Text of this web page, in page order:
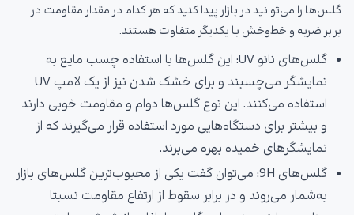
گلس‌ها را می‌توانید در بازار پیدا کنید که هر کدام در مقدار مقاومت در
برابر ضربه و خط‌وخش با یکدیگر متفاوت هستند.
گلس‌های نانو UV: این گلس‌ها با استفاده چسب مایع به
نمایشگر می‌چسبند و برای خشک شدن نیز از یک لامپ UV
استفاده می‌کنند. این نوع گلس‌ها دوام و مقاومت خوبی دارند
و بیشتر برای دستگاه‌هایی مورد استفاده قرار می‌گیرند که از
نمایشگرهای خمیده بهره می‌برند.
گلس‌های 9H: می‌توان گفت یکی از محبوب‌ترین گلس‌های بازار
به‌شمار می‌روند و در برابر سقوط از ارتفاع مقاومت نسبتا